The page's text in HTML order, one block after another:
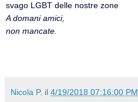
svago LGBT delle nostre zone
A domani amici,
non mancate.
Nicola P. il 4/19/2018 07:16:00 PM